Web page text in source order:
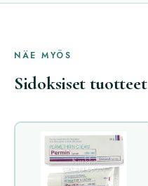
NÄE MYÖS
Sidoksiset tuotteet